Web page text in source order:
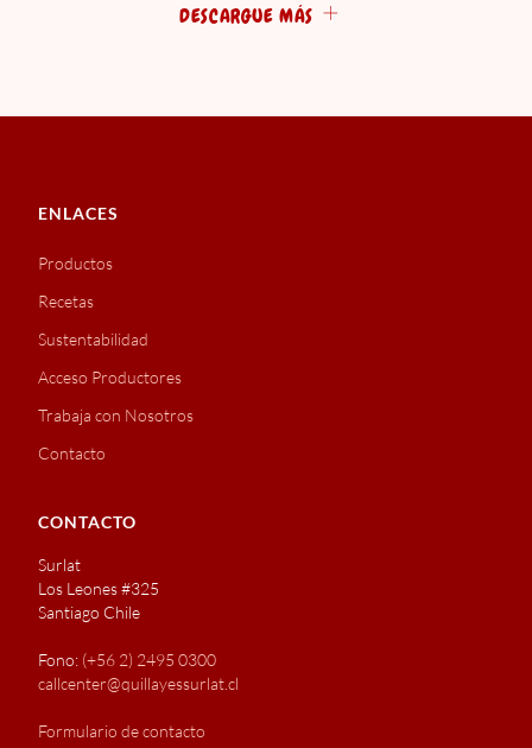
DESCARGUE MÁS
ENLACES
Productos
Recetas
Sustentabilidad
Acceso Productores
Trabaja con Nosotros
Contacto
CONTACTO
Surlat
Los Leones #325
Santiago Chile
Fono: (+56 2) 2495 0300
callcenter@quillayessurlat.cl
Formulario de contacto